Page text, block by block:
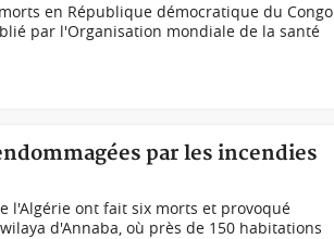
en République démocratique du Congo
par l'Organisation mondiale de la santé
par les incendies
l'Algérie ont fait six morts et provoqué
d'Annaba, où près de 150 habitations